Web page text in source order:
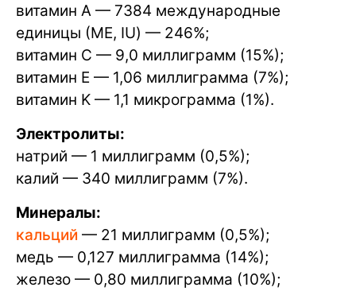
витамин A — 7384 международные
единицы (МЕ, IU) — 246%;
витамин C — 9,0 миллиграмм (15%);
витамин E — 1,06 миллиграмма (7%);
витамин K — 1,1 микрограмма (1%).
Электролиты:
натрий — 1 миллиграмм (0,5%);
калий — 340 миллиграмм (7%).
Минералы:
кальций — 21 миллиграмм (0,5%);
медь — 0,127 миллиграмма (14%);
железо — 0,80 миллиграмма (10%);